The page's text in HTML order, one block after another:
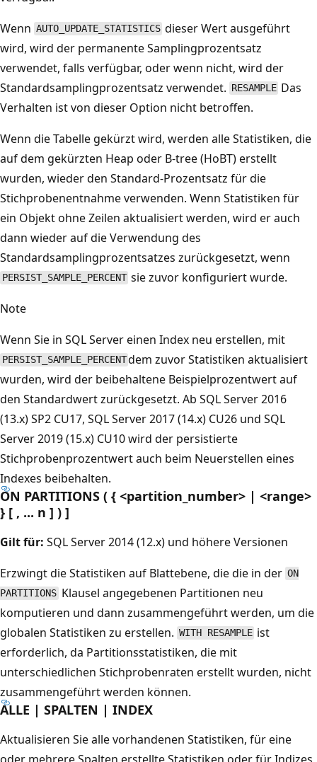
Wenn AUTO_UPDATE_STATISTICS dieser Wert ausgeführt
wird, wird der permanente Samplingprozentsatz
verwendet, falls verfügbar, oder wenn nicht, wird der
Standardsamplingprozentsatz verwendet. RESAMPLE Das
Verhalten ist von dieser Option nicht betroffen.
Wenn die Tabelle gekürzt wird, werden alle Statistiken, die
auf dem gekürzten Heap oder B-tree (HoBT) erstellt
wurden, wieder den Standard-Prozentsatz für die
Stichprobenentnahme verwenden. Wenn Statistiken für
ein Objekt ohne Zeilen aktualisiert werden, wird er auch
dann wieder auf die Verwendung des
Standardsamplingprozentsatzes zurückgesetzt, wenn
PERSIST_SAMPLE_PERCENT sie zuvor konfiguriert wurde.
Note
Wenn Sie in SQL Server einen Index neu erstellen, mit
PERSIST_SAMPLE_PERCENTdem zuvor Statistiken aktualisiert
wurden, wird der beibehaltene Beispielprozentwert auf
den Standardwert zurückgesetzt. Ab SQL Server 2016
(13.x) SP2 CU17, SQL Server 2017 (14.x) CU26 und SQL
Server 2019 (15.x) CU10 wird der persistierte
Stichprobenprozentwert auch beim Neuerstellen eines
Indexes beibehalten.
ON PARTITIONS ( { <partition_number> | <range>
} [ , ... n ] ) ]
Gilt für: SQL Server 2014 (12.x) und höhere Versionen
Erzwingt die Statistiken auf Blattebene, die die in der ON
PARTITIONS Klausel angegebenen Partitionen neu
komputieren und dann zusammengeführt werden, um die
globalen Statistiken zu erstellen. WITH RESAMPLE ist
erforderlich, da Partitionsstatistiken, die mit
unterschiedlichen Stichprobenraten erstellt wurden, nicht
zusammengeführt werden können.
ALLE | SPALTEN | INDEX
Aktualisieren Sie alle vorhandenen Statistiken, für eine
oder mehrere Spalten erstellte Statistiken oder für Indizes